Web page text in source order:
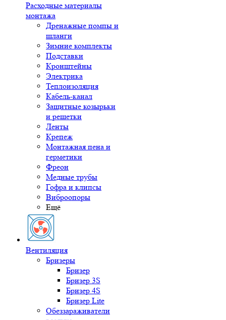
Расходные материалы
монтажа
Дренажные помпы и
шланги
Зимние комплекты
Подставки
Кронштейны
Электрика
Теплоизоляция
Кабель-канал
Защитные козырьки
и решетки
Ленты
Крепеж
Монтажная пена и
герметики
Фреон
Медные трубы
Гофра и клипсы
Виброопоры
Ещё
Вентиляция
Бризеры
Бризер
Бризер 3S
Бризер 4S
Бризер Lite
Обеззараживатели